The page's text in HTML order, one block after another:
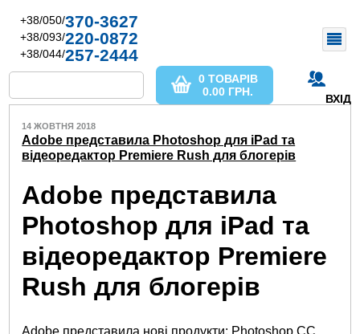
+38/050/370-3627
+38/093/220-0872
+38/044/257-2444
ВХІД
0 ТОВАРІВ
0.00 ГРН.
14 ЖОВТНЯ 2018
Adobe представила Photoshop для iPad та
відеоредактор Premiere Rush для блогерів
Adobe представила
Photoshop для iPad та
відеоредактор Premiere
Rush для блогерів
Adobe представила нові продукти: Photoshop CC